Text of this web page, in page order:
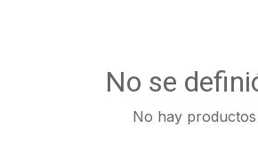
No se
No hay